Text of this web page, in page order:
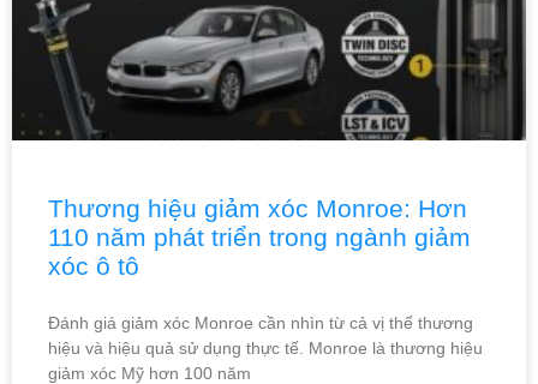
Thương hiệu giảm xóc Monroe: Hơn
110 năm phát triển trong ngành giảm
xóc ô tô
Đánh giá giảm xóc Monroe cần nhìn từ cả vị thế thương
hiệu và hiệu quả sử dụng thực tế. Monroe là thương hiệu
giảm xóc Mỹ hơn 100 năm